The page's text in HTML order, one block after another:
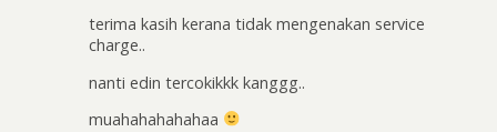
terima kasih kerana tidak mengenakan service
charge..
nanti edin tercokikkk kanggg..
muahahahahahaa